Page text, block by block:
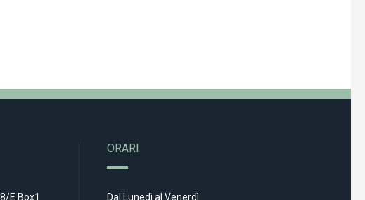
E Box1
ORARI
Dal Lunedì al Venerdì